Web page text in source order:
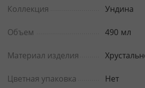
Коллекция Ундина
Объем 490 мл
Материал изделия
Цветная упаковка Нет